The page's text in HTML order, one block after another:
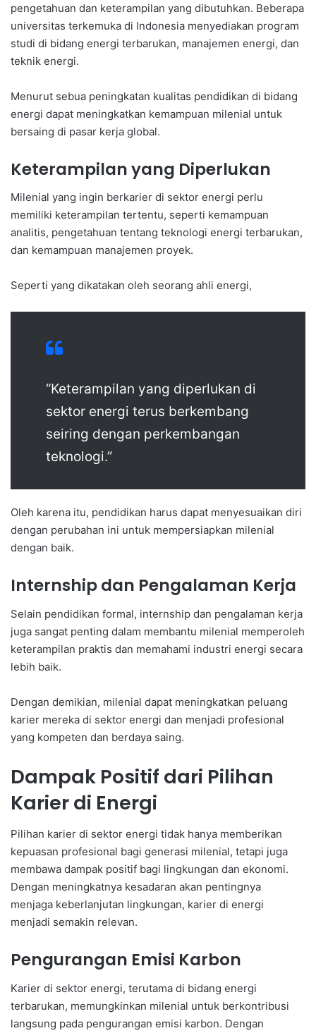
pengetahuan dan keterampilan yang dibutuhkan. Beberapa
universitas terkemuka di Indonesia menyediakan program
studi di bidang energi terbarukan, manajemen energi, dan
teknik energi.
Menurut sebua peningkatan kualitas pendidikan di bidang
energi dapat meningkatkan kemampuan milenial untuk
bersaing di pasar kerja global.
Keterampilan yang Diperlukan
Milenial yang ingin berkarier di sektor energi perlu
memiliki keterampilan tertentu, seperti kemampuan
analitis, pengetahuan tentang teknologi energi terbarukan,
dan kemampuan manajemen proyek.
Seperti yang dikatakan oleh seorang ahli energi,
“Keterampilan yang diperlukan di
sektor energi terus berkembang
seiring dengan perkembangan
teknologi.”
Oleh karena itu, pendidikan harus dapat menyesuaikan diri
dengan perubahan ini untuk mempersiapkan milenial
dengan baik.
Internship dan Pengalaman Kerja
Selain pendidikan formal, internship dan pengalaman kerja
juga sangat penting dalam membantu milenial memperoleh
keterampilan praktis dan memahami industri energi secara
lebih baik.
Dengan demikian, milenial dapat meningkatkan peluang
karier mereka di sektor energi dan menjadi profesional
yang kompeten dan berdaya saing.
Dampak Positif dari Pilihan
Karier di Energi
Pilihan karier di sektor energi tidak hanya memberikan
kepuasan profesional bagi generasi milenial, tetapi juga
membawa dampak positif bagi lingkungan dan ekonomi.
Dengan meningkatnya kesadaran akan pentingnya
menjaga keberlanjutan lingkungan, karier di energi
menjadi semakin relevan.
Pengurangan Emisi Karbon
Karier di sektor energi, terutama di bidang energi
terbarukan, memungkinkan milenial untuk berkontribusi
langsung pada pengurangan emisi karbon. Dengan